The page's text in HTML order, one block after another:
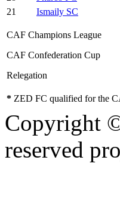
21
Ismaily SC
CAF Champions League
CAF Confederation Cup
Relegation
* ZED FC qualified for the
Copyright
reserved